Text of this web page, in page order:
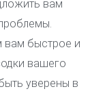
вам
вам быстрое и
вашего
уверены в